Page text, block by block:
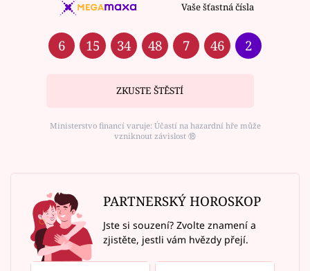
Vaše šťastná čísla
6 15 34 48 7 46 2
ZKUSTE ŠTĚSTÍ
Ministerstvo financí varuje: Účastí na hazardní hře může
vzniknout závislost ⑱
PARTNERSKÝ HOROSKOP
Jste si souzení? Zvolte znamení a
zjistěte, jestli vám hvězdy přejí.